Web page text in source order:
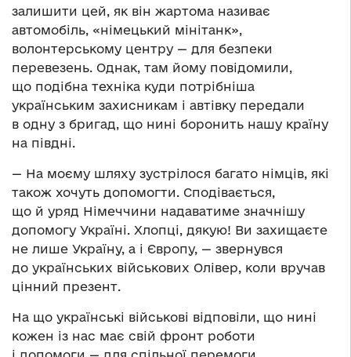
залишити цей, як він жартома називає
автомобіль, «німецький мінітанк»,
волонтерському центру — для безпеки
перевезень. Однак, там йому повідомили,
що подібна техніка куди потрібніша
українським захисникам і автівку передали
в одну з бригад, що нині боронить нашу країну
на півдні.
— На моєму шляху зустрілося багато німців, які
також хочуть допомогти. Сподівається,
що й уряд Німеччини надаватиме значнішу
допомогу Україні. Хлопці, дякую! Ви захищаєте
не лише Україну, а і Європу, — звернувся
до українських військових Олівер, коли вручав
цінний презент.
На що українські військові відповіли, що нині
кожен із нас має свій фронт роботи